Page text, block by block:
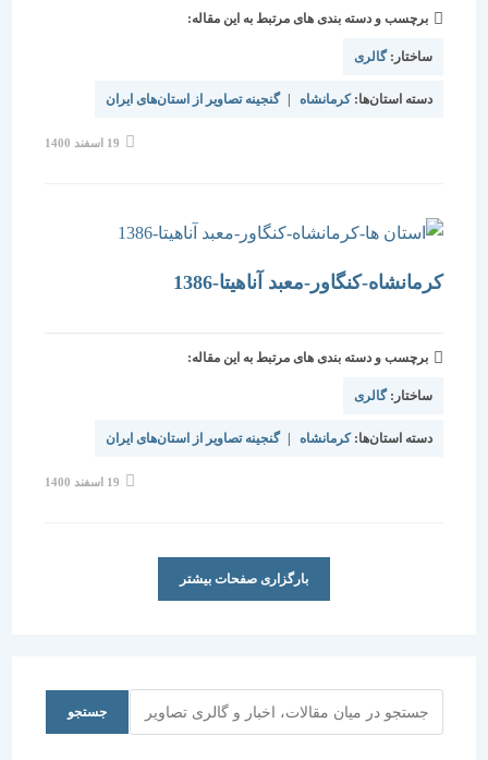
برچسب و دسته بندی های مرتبط به این مقاله:
ساختار:گالری
دسته استان‌ها:کرمانشاه | گنجینه تصاویر از استان‌های ایران
کرمانشاه-کنگاور-معبد آناهیتا-1386
برچسب و دسته بندی های مرتبط به این مقاله:
ساختار:گالری
دسته استان‌ها:کرمانشاه | گنجینه تصاویر از استان‌های ایران
بارگزاری صفحات بیشتر
جستجو